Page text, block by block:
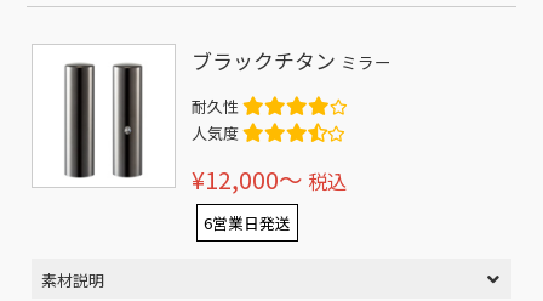
ブラックチタン ミラー
耐久性
人気度
¥12,000〜 税込
6営業日発送
素材説明